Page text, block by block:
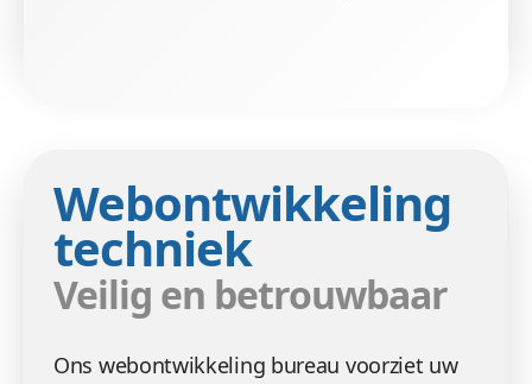
Webontwikkeling
techniek
Veilig en betrouwbaar
Ons webontwikkeling bureau voorziet uw